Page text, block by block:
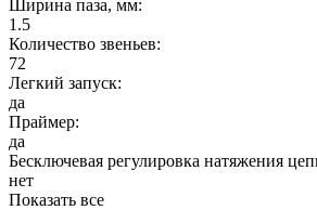
Ширина паза, мм:
1.5
Количество звеньев:
72
Легкий запуск:
да
Праймер:
да
Бесключевая регулировка натяжения
нет
Показать все